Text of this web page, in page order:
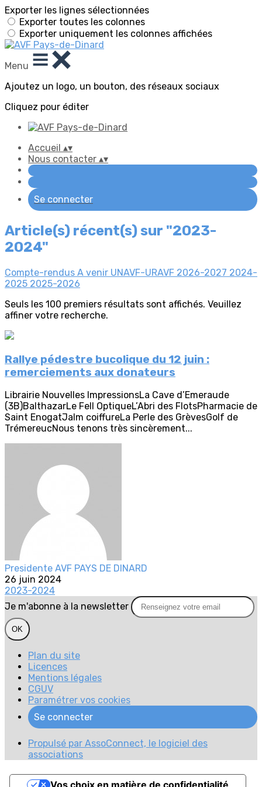
Exporter les lignes sélectionnées
Exporter toutes les colonnes
Exporter uniquement les colonnes affichées
Menu
Ajoutez un logo, un bouton, des réseaux sociaux
Cliquez pour éditer
Accueil ▴▾
Nous contacter ▴▾
Se connecter
Article(s) récent(s) sur "2023-
2024"
Compte-rendus A venir UNAVF-URAVF 2026-2027 2024-
2025 2025-2026
Seuls les 100 premiers résultats sont affichés. Veuillez
affiner votre recherche.
Rallye pédestre bucolique du 12 juin :
remerciements aux donateurs
Librairie Nouvelles ImpressionsLa Cave d’Emeraude
(3B)BalthazarLe Fell OptiqueL’Abri des FlotsPharmacie de
Saint EnogatJalm coiffureLa Perle des GrèvesGolf de
TrémereucNous tenons très sincèrement...
Presidente AVF PAYS DE DINARD
26 juin 2024
2023-2024
Je m'abonne à la newsletter
OK
Plan du site
Licences
Mentions légales
CGUV
Paramétrer vos cookies
Se connecter
Propulsé par AssoConnect, le logiciel des
associations